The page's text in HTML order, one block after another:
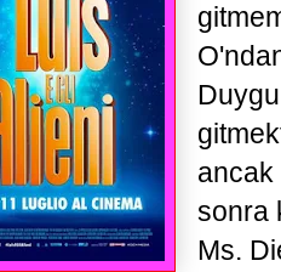
ancak
sonra
Ms.